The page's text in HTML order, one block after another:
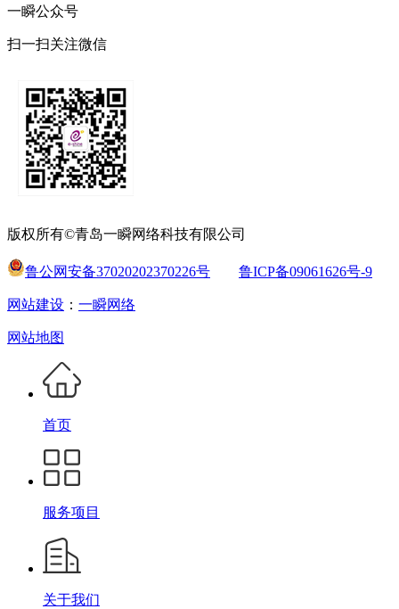
一瞬公众号
扫一扫关注微信
版权所有©青岛一瞬网络科技有限公司
鲁公网安备37020202370226号 鲁ICP备09061626号-9
网站建设 ： 一瞬网络
网站地图
首页
服务项目
关于我们